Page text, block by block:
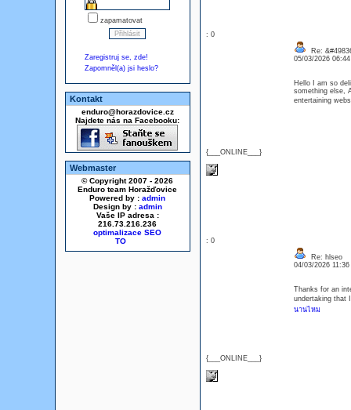
zapamatovat
Zaregistruj se, zde!
Zapomněl(a) jsi heslo?
Kontakt
enduro@horazdovice.cz
Najdete nás na Facebooku:
Webmaster
© Copyright 2007 - 2026
Enduro team Horažďovice
Powered by : admin
Design by : admin
Vaše IP adresa :
216.73.216.236
optimalizace SEO
: 0
{___ONLINE___}
Re:
05/03/2026
Hello I am so
something else,
entertaining
: 0
{___ONLINE___}
Re: hlseo
04/03/2026
Thanks for an
undertaking that
นานไหม